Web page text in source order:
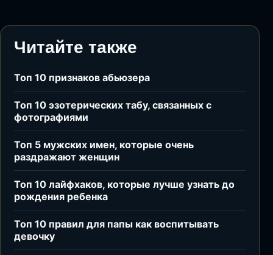
Читайте также
Топ 10 признаков абьюзера
Топ 10 эзотерических табу, связанных с
фотографиями
Топ 5 мужских имен, которые очень
раздражают женщин
Топ 10 лайфхаков, которые лучше узнать до
рождения ребенка
Топ 10 правил для папы как воспитывать
девочку